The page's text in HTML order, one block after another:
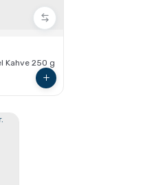
Farkları nelerdir ?
Kahve 250 g